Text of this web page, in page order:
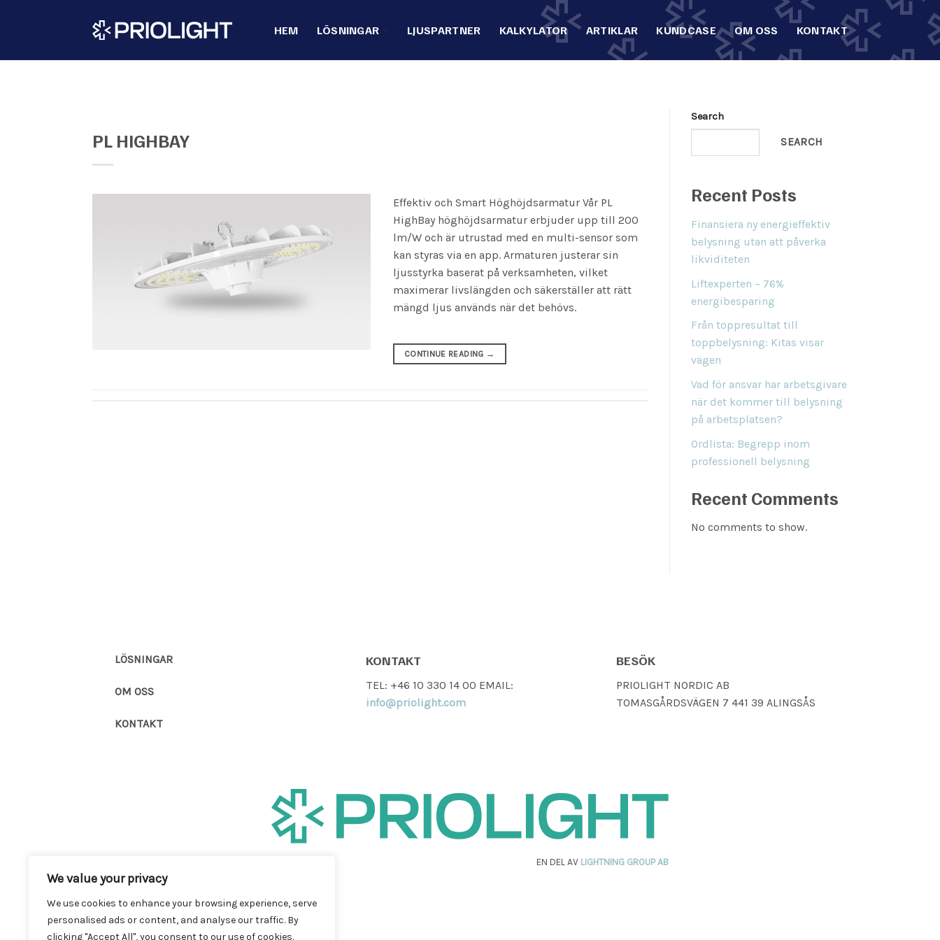
We value your privacy
We use cookies to enhance your browsing experience, serve
personalised ads or content, and analyse our traffic. By
clicking "Accept All", you consent to our use of cookies.
HEM LÖSNINGAR LJUSPARTNER KALKYLATOR ARTIKLAR KUNDCASE OM OSS KONTAKT
PL HIGHBAY
Effektiv och Smart Höghöjdsarmatur Vår PL
HighBay höghöjdsarmatur erbjuder upp till 200
lm/W och är utrustad med en multi-sensor som
kan styras via en app. Armaturen justerar sin
ljusstyrka baserat på verksamheten, vilket
maximerar livslängden och säkerställer att rätt
mängd ljus används när det behövs.
CONTINUE READING →
Search
SEARCH
Recent Posts
Finansiera ny energieffektiv
belysning utan att påverka
likviditeten
Liftexperten – 76%
energibesparing
Från toppresultat till
toppbelysning: Kitas visar
vägen
Vad för ansvar har arbetsgivare
när det kommer till belysning
på arbetsplatsen?
Ordlista: Begrepp inom
professionell belysning
Recent Comments
No comments to show.
LÖSNINGAR
OM OSS
KONTAKT
KONTAKT
TEL: +46 10 330 14 00 EMAIL:
info@priolight.com
BESÖK
PRIOLIGHT NORDIC AB
TOMASGÅRDSVÄGEN 7 441 39 ALINGSÅS
EN DEL AV LIGHTNING GROUP AB